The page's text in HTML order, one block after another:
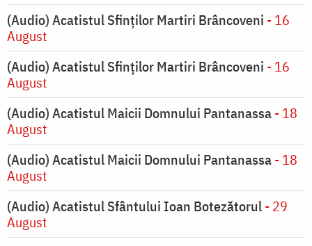
(Audio) Acatistul Sfinților Martiri Brâncoveni - 16
August
(Audio) Acatistul Sfinților Martiri Brâncoveni - 16
August
(Audio) Acatistul Maicii Domnului Pantanassa- 18
August
(Audio) Acatistul Maicii Domnului Pantanassa- 18
August
(Audio) Acatistul Sfântului Ioan Botezătorul- 29
August